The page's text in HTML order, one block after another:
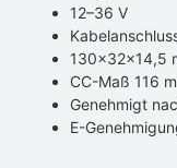
12–36 V
130x32x14,5
CC-Maß 116
Genehmigt
E-